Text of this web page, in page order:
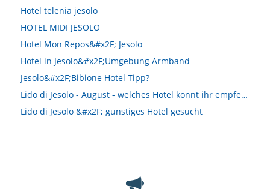
Hotel telenia jesolo
HOTEL MIDI JESOLO
Hotel Mon Repos&#x2F; Jesolo
Hotel in Jesolo&#x2F;Umgebung Armband
Jesolo&#x2F;Bibione Hotel Tipp?
Lido di Jesolo - August - welches Hotel könnt ihr empfehlen???
Lido di Jesolo &#x2F; günstiges Hotel gesucht